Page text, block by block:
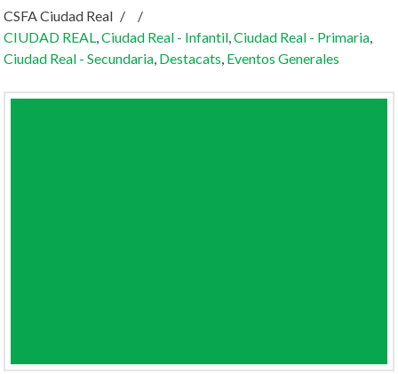
CSFA Ciudad Real
CIUDAD REAL,Ciudad Real - Infantil,Ciudad Real - Primaria,
Ciudad Real - Secundaria, Destacats, Eventos Generales